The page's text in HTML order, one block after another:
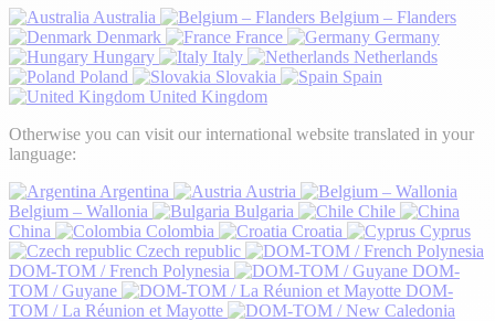
Australia
Belgium – Flanders
Denmark
France
Germany
Hungary
Italy
Netherlands
Poland
Slovakia
Spain
United Kingdom
Otherwise you can visit our international website translated in your
language:
Argentina
Austria
Belgium – Wallonia
Bulgaria
Chile
China
Colombia Croatia
Cyprus
Czech republic
DOM-TOM / French Polynesia
DOM-
TOM / Guyane
DOM-
TOM / La Réunion et Mayotte